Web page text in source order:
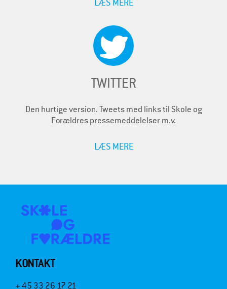
LÆS MERE
TWITTER
Den hurtige version. Tweets med links til Skole og
Forældres pressemeddelelser m.v.
LÆS MERE
KONTAKT
+ 45 33 26 17 21